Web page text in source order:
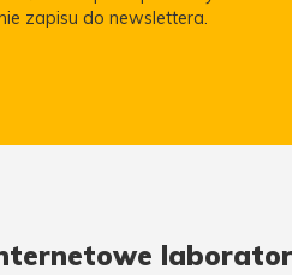
zapisu do newslettera.